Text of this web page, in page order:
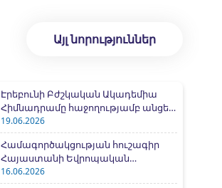
Այլ նորություններ
Էրեբունի Բժշկական Ակադեմիա
Հիմնադրամը հաջողությամբ անցել
է IAAR միջազգային
հավատարմագրման գործընթացը
19.06.2026
Համագործակցության հուշագիր
Հայաստանի Եվրոպական
համալսարանի հետ
16.06.2026